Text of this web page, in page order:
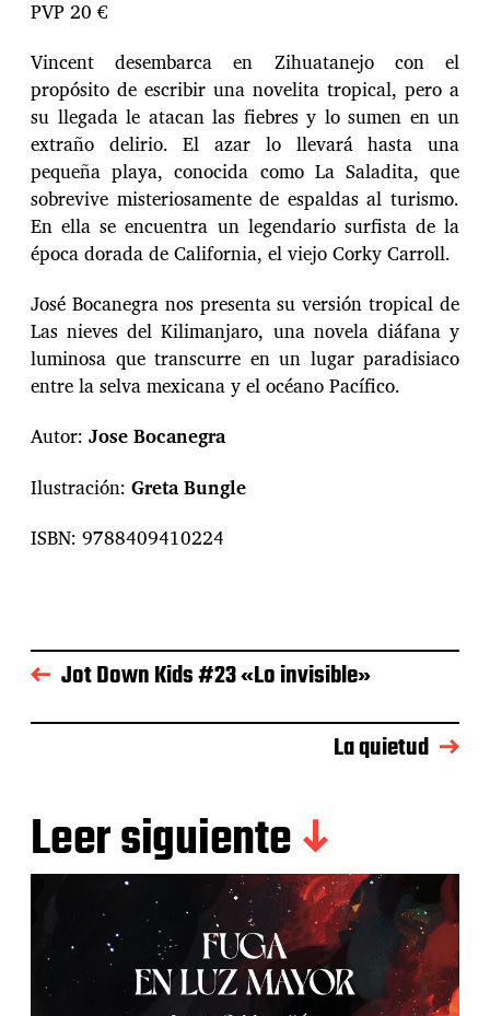
PVP 20 €
Vincent desembarca en Zihuatanejo con el
propósito de escribir una novelita tropical, pero a
su llegada le atacan las fiebres y lo sumen en un
extraño delirio. El azar lo llevará hasta una
pequeña playa, conocida como La Saladita, que
sobrevive misteriosamente de espaldas al turismo.
En ella se encuentra un legendario surfista de la
época dorada de California, el viejo Corky Carroll.
José Bocanegra nos presenta su versión tropical de
Las nieves del Kilimanjaro, una novela diáfana y
luminosa que transcurre en un lugar paradisiaco
entre la selva mexicana y el océano Pacífico.
Autor: Jose Bocanegra
Ilustración: Greta Bungle
ISBN: 9788409410224
Jot Down Kids #23 «Lo invisible»
La quietud
Leer siguiente